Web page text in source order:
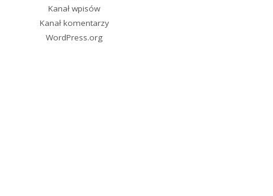
Kanał wpisów
Kanał komentarzy
WordPress.org